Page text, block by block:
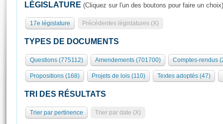
Présidence
577 députés
Groupes politiques
Séance publique
Commissions et autres organes
Europe et International
Pétitions
Rôle et pouvoirs de l'Assemblée
Organisation de l'Assemblée
Présidence Conférence des Présidents Bureau Collège des
Statistiques et chiffres clés
Visiter l'Assemblée
Visite virtuelle du palais Bourbon
Assister à une séance
LÉGISLATURE (Cliquez sur l'un des boutons pour faire un choix)
17e législature Précédentes législatures (X)
TYPES DE DOCUMENTS
Questions (775112) Amendements (701700) Comptes-rendus
Propositions (168) Projets de lois (110) Textes adoptés (47)
TRI DES RÉSULTATS
Trier par pertinence Trier par date (X)